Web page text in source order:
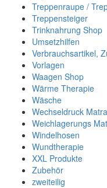
Treppenraupe /
Treppensteiger
Trinknahrung Shop
Umsetzhilfen
Verbrauchsartikel,
Vorlagen
Waagen Shop
Wärme Therapie
Wäsche
Wechseldruck
Weichlagerungs
Windelhosen
Wundtherapie
XXL Produkte
Zubehör
zweiteilig